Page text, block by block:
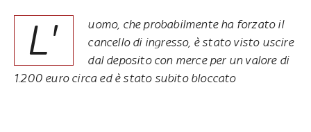
L'
uomo, che probabilmente ha forzato il
cancello di ingresso, è stato visto uscire
dal deposito con merce per un valore di
1.200 euro circa ed è stato subito bloccato